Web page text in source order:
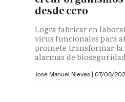
desde cero
Logra fabricar en
virus funcionales para
promete transformar la
alarmas de bioseguridad
José Manuel Nieves | 07/08/